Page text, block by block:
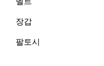
벨트
장갑
팔토시